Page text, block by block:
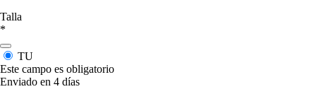
Talla
*
TU
Este campo es obligatorio
Enviado en 4 días